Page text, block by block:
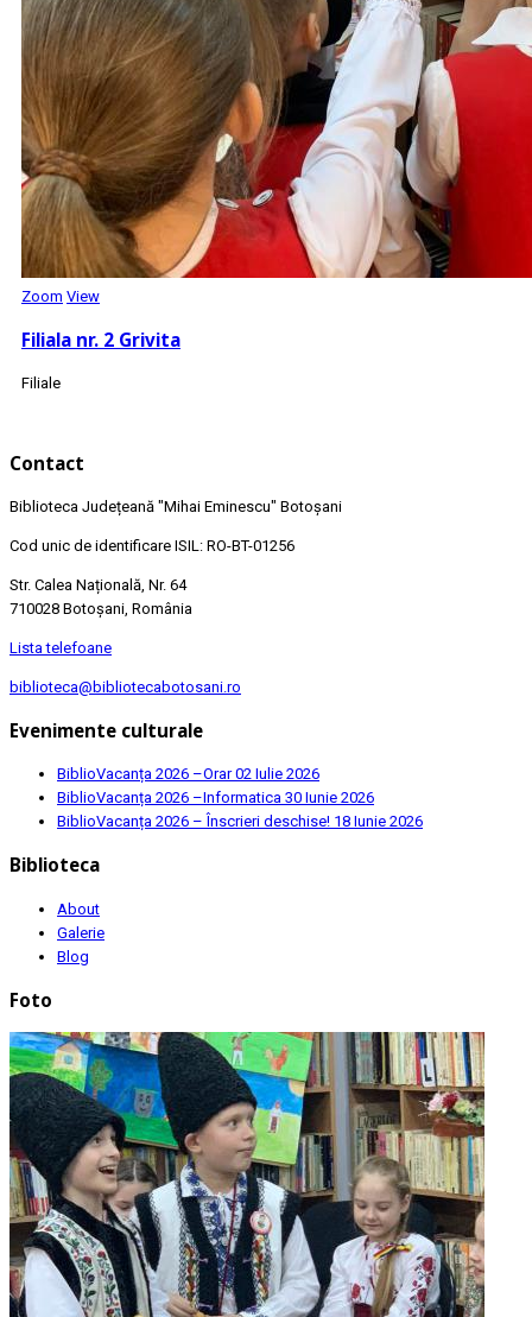
Zoom View
Filiala nr. 2 Grivita
Filiale
Contact
Biblioteca Județeană "Mihai Eminescu" Botoșani
Cod unic de identificare ISIL: RO-BT-01256
Str. Calea Națională, Nr. 64
710028 Botoșani, România
Lista telefoane
biblioteca@bibliotecabotosani.ro
Evenimente culturale
BiblioVacanța 2026 –Orar02 Iulie 2026
BiblioVacanța 2026 –Informatica 30 Iunie 2026
BiblioVacanța 2026 – Înscrieri deschise! 18 Iunie 2026
Biblioteca
About
Galerie
Blog
Foto